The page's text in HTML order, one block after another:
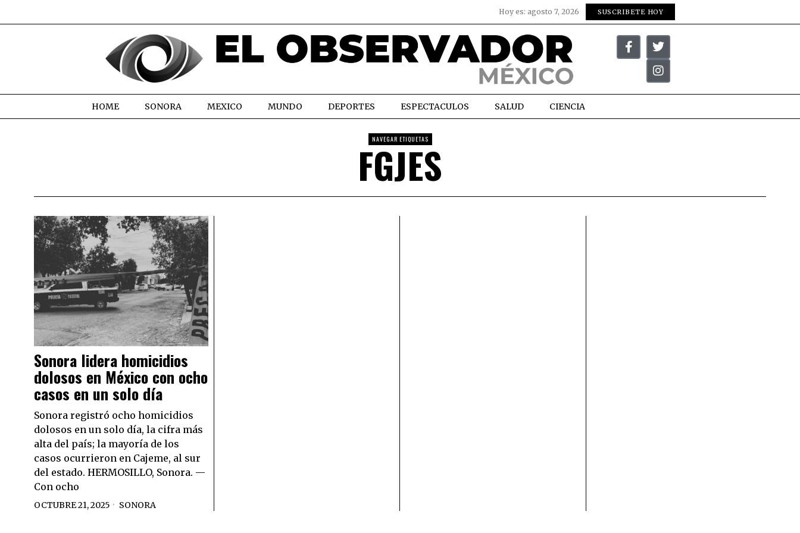
Hoy es: agosto 7, 2026 SUSCRIBETE HOY
HOME SONORA MEXICO MUNDO DEPORTES ESPECTACULOS SALUD CIENCIA
NAVEGAR ETIQUETAS
FGJES
Sonora lidera homicidios
dolosos en México con ocho
casos en un solo día
Sonora registró ocho homicidios
dolosos en un solo día, la cifra más
alta del país; la mayoría de los
casos ocurrieron en Cajeme, al sur
del estado. HERMOSILLO, Sonora. —
Con ocho
OCTUBRE 21, 2025 SONORA